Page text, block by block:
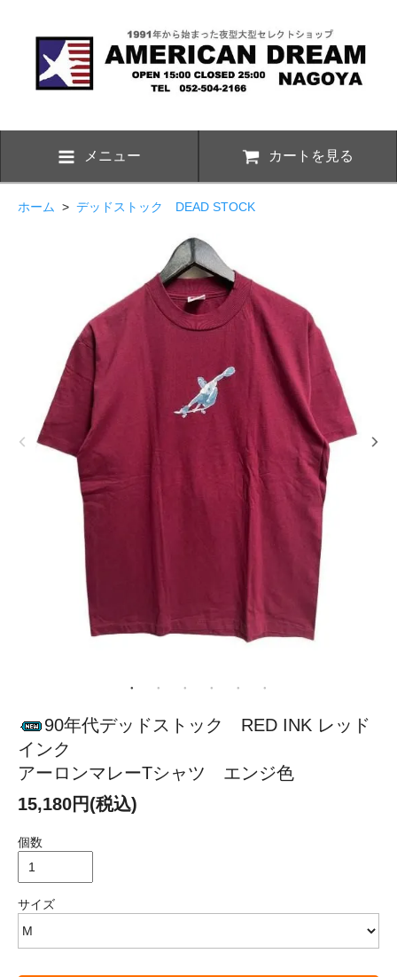
メニュー カートを見る
ホーム > デッドストック DEAD STOCK
90年代デッドストック RED INK レッド
インク
アーロンマレーTシャツ エンジ色
15,180円(税込)
個数
サイズ